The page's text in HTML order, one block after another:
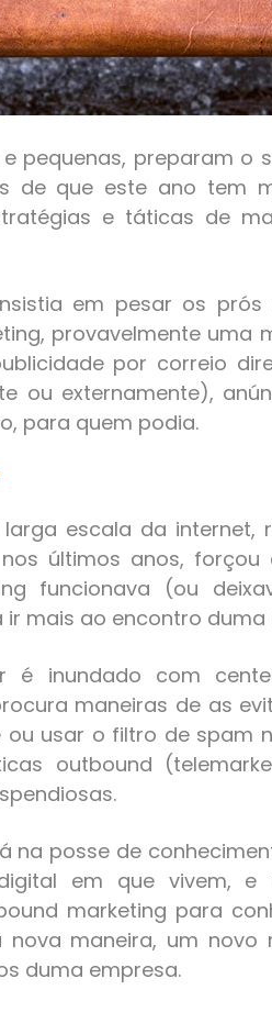
pequenas, preparam o
de que este ano tem
e táticas de
em pesar os
provavelmente uma
por correio
ou externamente),
para quem podia.
escala da internet,
últimos anos,
funcionava (ou
mais ao encontro
é inundado com
maneiras de as
usar o filtro de spam
outbound
na posse de
em que vivem, e
marketing para
nova maneira, um
duma empresa.